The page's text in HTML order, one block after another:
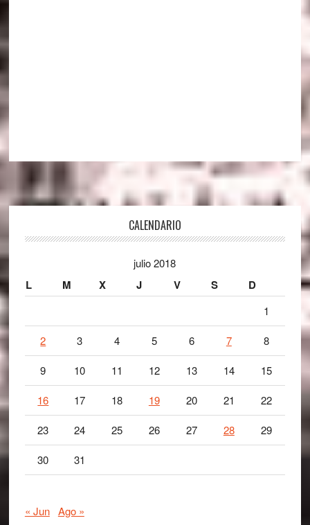
CALENDARIO
julio 2018
L M X J V S D
1
2 3 4 5 6 7 8
9 10 11 12 13 14 15
16 17 18 19 20 21 22
23 24 25 26 27 28 29
30 31
« Jun Ago »